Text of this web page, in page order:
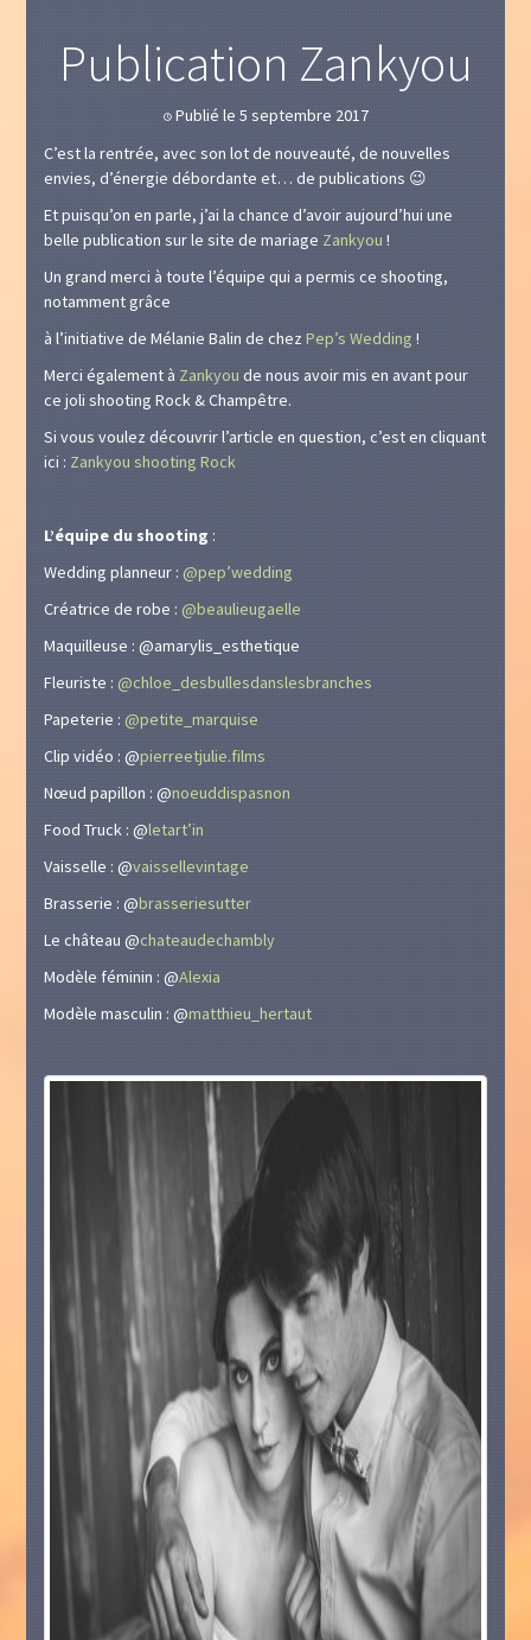
Publication Zankyou
🕔 Publié le 5 septembre 2017
C’est la rentrée, avec son lot de nouveauté, de nouvelles
envies, d’énergie débordante et… de publications 😉
Et puisqu’on en parle, j’ai la chance d’avoir aujourd’hui une
belle publication sur le site de mariage Zankyou !
Un grand merci à toute l’équipe qui a permis ce shooting,
notamment grâce
à l’initiative de Mélanie Balin de chezPep’s Wedding !
Merci également à Zankyou de nous avoir mis en avant pour
ce joli shooting Rock & Champêtre.
Si vous voulez découvrir l’article en question, c’est en cliquant
ici : Zankyou shooting Rock
L’équipe du shooting :
Wedding planneur : @pep’wedding
Créatrice de robe : @beaulieugaelle
Maquilleuse : @amarylis_esthetique
Fleuriste : @chloe_desbullesdanslesbranches
Papeterie : @petite_marquise
Clip vidéo : @pierreetjulie.films
Nœud papillon : @noeuddispasnon
Food Truck : @letart’in
Vaisselle : @vaissellevintage
Brasserie : @brasseriesutter
Le château @chateaudechambly
Modèle féminin : @Alexia
Modèle masculin : @matthieu_hertaut